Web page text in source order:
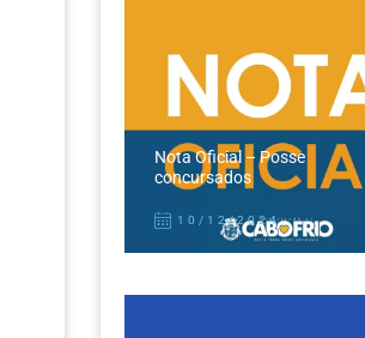
Nota Oficial – Posse
concursados
10/12/2024